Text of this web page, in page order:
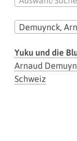
Demuynck,
Yuku und die
Arnaud
Schweiz